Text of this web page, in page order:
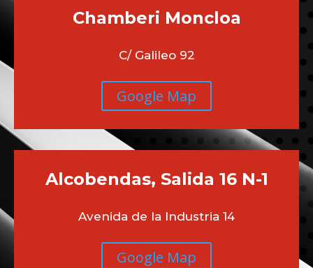
Chamberi Moncloa
C/ Galileo 92
Google Map
Alcobendas, Salida 16 N-1
Avenida de la Industria 14
Google Map